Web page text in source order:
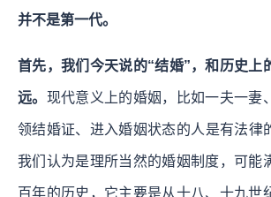
并不是第一代。
首先，我们今天说的“结婚”，和历史上
远。 现代意义上的婚姻，比如一夫一妻
领结婚证、进入婚姻状态的人是有法
我们认为是理所当然的婚姻制度，可能
百年的历史，它主要是从十八、十九世